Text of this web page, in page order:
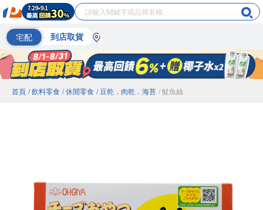
宅配 到店取貨
首頁 / 飲料零食 / 休閒零食 / 豆乾．肉乾．海苔 / 魷魚絲